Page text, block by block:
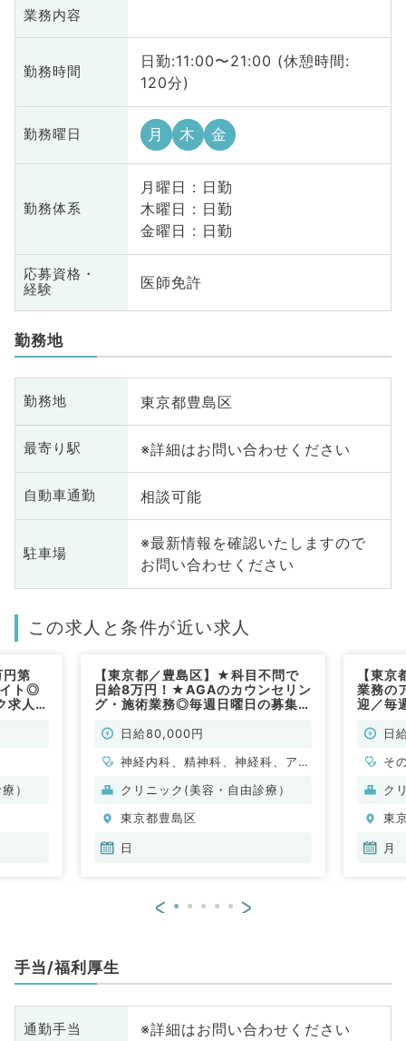
業務内容
勤務時間
日勤:11:00〜21:00 (休憩時間:
120分)
勤務曜日 月 木 金
勤務体系
月曜日 : 日勤
木曜日 : 日勤
金曜日 : 日勤
応募資格・
経験
医師免許
勤務地
勤務地 東京都豊島区
最寄り駅 ※詳細はお問い合わせください
自動車通勤 相談可能
駐車場
※最新情報を確認いたしますので
お問い合わせください
この求人と条件が近い求人
第
ト◎
求人で
）
【東京都／豊島区】★科目不問で
日給8万円！★AGAのカウンセリン
グ・施術業務◎毎週日曜日の募集◎
常勤）日給80,000円
神経内科、精神科、神経科、アレ
ルギー科、リウマチ科、小児科、
脳神経外科、呼吸器外科、心臓血
管外科、小児外科、皮膚科、泌尿
放射線科、リハビリテーション
科系全般、一般外科、消化器外
クリニック(美容・自由診療）
東京都豊島区
日
【東
業務の
迎／毎
不問／
日
そ
ク
東
月
< >
手当/福利厚生
通勤手当 ※詳細はお問い合わせください